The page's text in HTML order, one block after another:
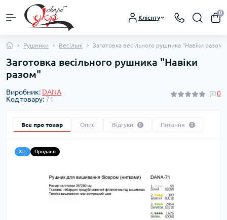
Клієнту
0
Рушники Весільні Заготовка весільного рушника "Навіки разом"
Заготовка весільного рушника "Навіки
разом"
Виробник: DANA
Код товару: 71
0
Все про товар Опис Відгуки 0 Питання 0
Хіт Продано